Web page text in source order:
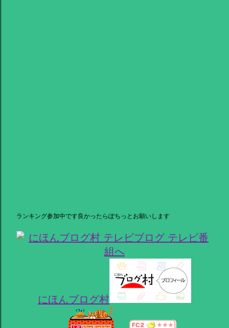
ランキング参加中です良かったらぽちっとお願いします
にほんブログ村